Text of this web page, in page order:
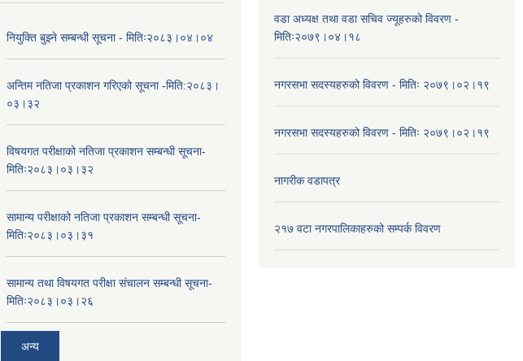
नियुक्ति बुझ्ने सम्बन्धी सूचना - मितिः२०८३।०४।०४
अन्तिम नतिजा प्रकाशन गरिएको सूचना -मिति:२०८३।
०३।३२
विषयगत परीक्षाको नतिजा प्रकाशन सम्बन्धी सूचना-
मितिः२०८३।०३।३२
सामान्य परीक्षाको नतिजा प्रकाशन सम्बन्धी सूचना-
मितिः२०८३।०३।३१
सामान्य तथा विषयगत परीक्षा संचालन सम्बन्धी सूचना-
मितिः२०८३।०३।२६
अन्य
वडा अध्यक्ष तथा वडा सचिव ज्यूहरुको विवरण -
मितिः२०७९।०४।१८
नगरसभा सदस्यहरुको विवरण - मितिः २०७९।०२।१९
नगरसभा सदस्यहरुको विवरण - मितिः २०७९।०२।१९
नागरीक वडापत्र
२१७ वटा नगरपालिकाहरुको सम्पर्क विवरण